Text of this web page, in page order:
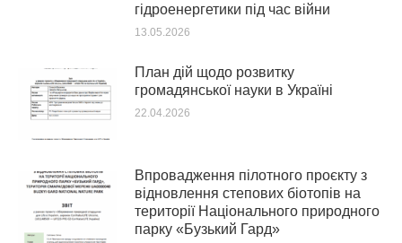
гідроенергетики під час війни
13.05.2026
План дій щодо розвитку
громадянської науки в Україні
22.04.2026
Впровадження пілотного проєкту з
відновлення степових біотопів на
території Національного природного
парку «Бузький Гард»